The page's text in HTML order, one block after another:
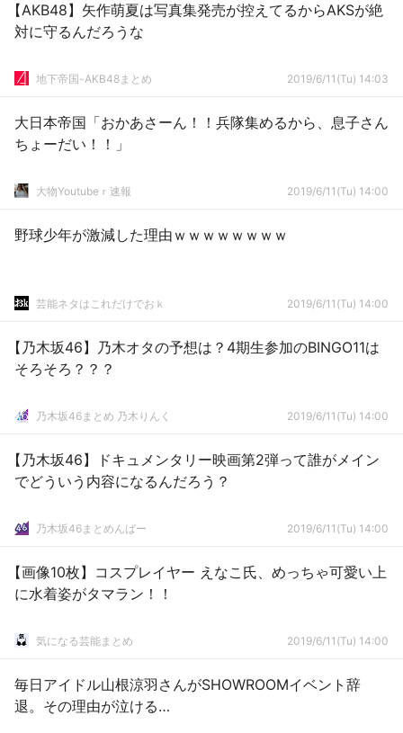
【AKB48】矢作萌夏は写真集発売が控えてるからAKSが絶
対に守るんだろうな
地下帝国-AKB48まとめ 2019/6/11(Tu) 14:03
大日本帝国「おかあさーん！！兵隊集めるから、息子さん
ちょーだい！！」
大物Youtubeｒ速報 2019/6/11(Tu) 14:00
野球少年が激減した理由ｗｗｗｗｗｗｗｗ
芸能ネタはこれだけでおｋ 2019/6/11(Tu) 14:00
【乃木坂46】乃木オタの予想は？4期生参加のBINGO11は
そろそろ？？？
乃木坂46まとめ 乃木りんく 2019/6/11(Tu) 14:00
【乃木坂46】ドキュメンタリー映画第2弾って誰がメイン
でどういう内容になるんだろう？
乃木坂46まとめんばー 2019/6/11(Tu) 14:00
【画像10枚】コスプレイヤー えなこ氏、めっちゃ可愛い上
に水着姿がタマラン！！
気になる芸能まとめ 2019/6/11(Tu) 14:00
毎日アイドル山根涼羽さんがSHOWROOMイベント辞
退。その理由が泣ける…